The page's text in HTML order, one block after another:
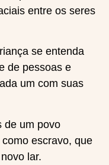
entre os seres
se entenda
de pessoas e
um com suas
de um povo
escravo, que
lar.